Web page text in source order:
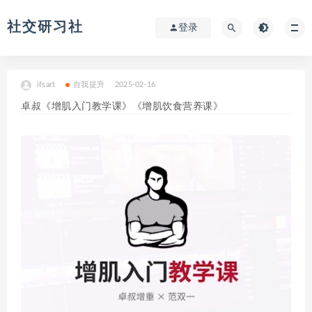
社交研习社 登录
ifsart 自我提升 2025-02-16
卓叔《增肌入门教学课》《增肌饮食营养课》